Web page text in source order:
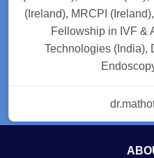
(Ireland), MRCPI
Fellowship in IVF &
Technologies (India),